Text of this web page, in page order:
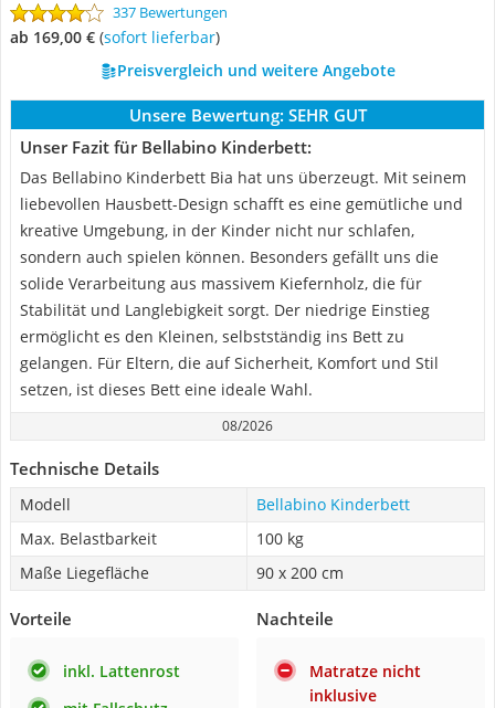
337 Bewertungen
ab 169,00 € ( Sofort lieferbar)
Preisvergleich und weitere Angebote
Unsere Bewertung: SEHR GUT
Unser Fazit für Bellabino Kinderbett:
Das Bellabino Kinderbett Bia hat uns überzeugt. Mit seinem
liebevollen Hausbett-Design schafft es eine gemütliche und
kreative Umgebung, in der Kinder nicht nur schlafen,
sondern auch spielen können. Besonders gefällt uns die
solide Verarbeitung aus massivem Kiefernholz, die für
Stabilität und Langlebigkeit sorgt. Der niedrige Einstieg
ermöglicht es den Kleinen, selbstständig ins Bett zu
gelangen. Für Eltern, die auf Sicherheit, Komfort und Stil
setzen, ist dieses Bett eine ideale Wahl.
08/2026
Technische Details
Modell
Bellabino Kinderbett
Max. Belastbarkeit
100 kg
Maße Liegefläche
90 x 200 cm
Vorteile
inkl. Lattenrost
Nachteile
Matratze nicht
inklusive